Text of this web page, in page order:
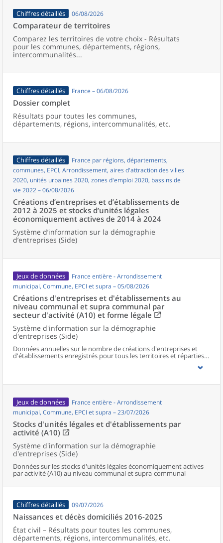
Chiffres détaillés 06/08/2026
Comparateur de territoires
Comparez les territoires de votre choix - Résultats
pour les communes, départements, régions,
intercommunalités...
Chiffres détaillés France – 06/08/2026
Dossier complet
Résultats pour toutes les communes,
départements, régions, intercommunalités, etc.
Chiffres détaillés
France par régions, départements,
communes, EPCI, Arrondissement, aires d'attraction des villes
2020, unités urbaines 2020, zones d'emploi 2020, bassins de
vie 2022 – 06/08/2026
Créations d’entreprises et d’établissements de
2012 à 2025 et stocks d’unités légales
économiquement actives de 2014 à 2024
Système d’information sur la démographie
d’entreprises (Side)
Jeux de données
France entière - Arrondissement
municipal, Commune, EPCI et supra – 05/08/2026
Créations d'entreprises et d'établissements au
niveau communal et supra communal par
secteur d'activité (A10) et forme légale
Système d'information sur la démographie
d'entreprises (Side)
Données annuelles sur le nombre de créations d'entreprises et
d'établissements enregistrés pour tous les territoires et réparties
selon le secteur d’activité et la forme légale.
Jeux de données
France entière - Arrondissement
municipal, Commune, EPCI et supra – 23/07/2026
Stocks d'unités légales et d'établissements par
activité (A10)
Système d'information sur la démographie
d'entreprises (Side)
Données sur les stocks d'unités légales économiquement actives
par activité (A10) au niveau communal et supra-communal
Chiffres détaillés 09/07/2026
Naissances et décès domiciliés 2016-2025
État civil – Résultats pour toutes les communes,
départements, régions, intercommunalités, etc.